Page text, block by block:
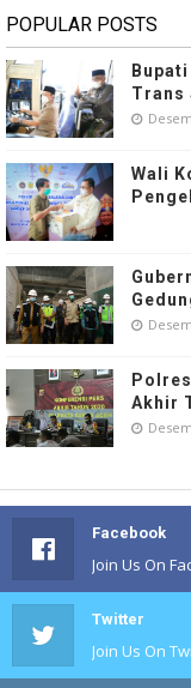
POPULAR POSTS
Trans
Wali
Akhir
Facebook
Join Us On
Twitter
Join Us On